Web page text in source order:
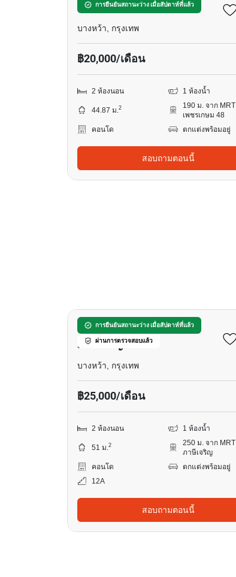
การยืนยันสถานะว่าง เมื่อสัปดาห์ที่แล้ว
เดอะ เบส เพชรเกษม
บางหว้า, กรุงเทพ
฿20,000/เดือน
2 ห้องนอน 1 ห้องน้ำ
44.87 ม.2
190 ม. จาก MRT
เพชรเกษม 48
คอนโด
ตกแต่งพร้อมอยู่
สอบถามตอนนี้
การยืนยันสถานะว่าง เมื่อสัปดาห์ที่แล้ว
ผ่านการตรวจสอบแล้ว
ศุภาลัย เวอเรนด้า สถานี
ภาษีเจริญ
บางหว้า, กรุงเทพ
฿25,000/เดือน
2 ห้องนอน 1 ห้องน้ำ
51 ม.2
250 ม. จาก MRT
ภาษีเจริญ
คอนโด
ตกแต่งพร้อมอยู่
12A
สอบถามตอนนี้